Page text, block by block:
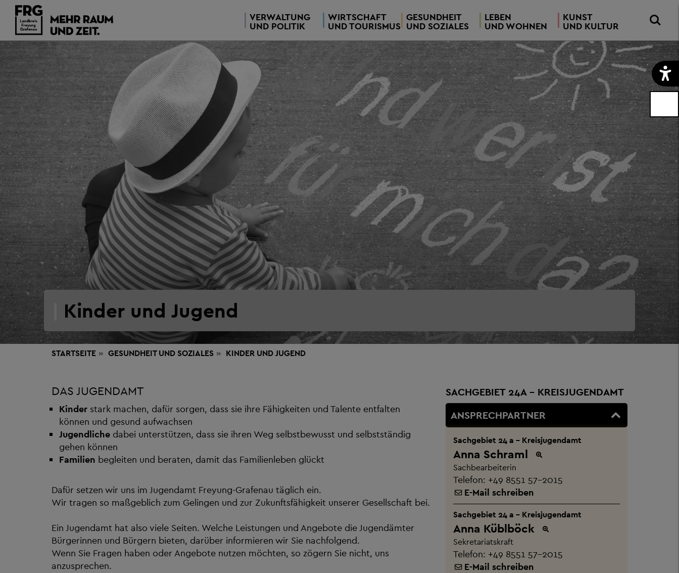
VERWALTUNG
UND POLITIK
WIRTSCHAFT
UND TOURISMUS
GESUNDHEIT
UND SOZIALES
LEBEN
UND WOHNEN
KUNST
UND KULTUR
Kinder und Jugend
STARTSEITE GESUNDHEITUND SOZIALES KINDER UND JUGEND
DAS JUGENDAMT
Kinder stark machen, dafür sorgen, dass sie ihre Fähigkeiten und Talente entfalten
können und gesund aufwachsen
Jugendliche dabei unterstützen, dass sie ihren Weg selbstbewusst und selbstständig
gehen können
Familien begleiten und beraten, damit das Familienleben glückt
Dafür setzen wir uns im Jugendamt Freyung-Grafenau täglich ein.
Wir tragen so maßgeblich zum Gelingen und zur Zukunftsfähigkeit unserer Gesellschaft bei.
Ein Jugendamt hat also viele Seiten. Welche Leistungen und Angebote die Jugendämter
Bürgerinnen und Bürgern bieten, darüber informieren wir Sie nachfolgend.
Wenn Sie Fragen haben oder Angebote nutzen möchten, so zögern Sie nicht, uns
anzusprechen.
SACHGEBIET 24A – KREISJUGENDAMT
ANSPRECHPARTNER
Sachgebiet 24 a - Kreisjugendamt
Anna Schraml
Sachbearbeiterin
Telefon: +49 8551 57-2015
E-Mail schreiben
Sachgebiet 24 a - Kreisjugendamt
Anna Küblböck
Sekretariatskraft
Telefon: +49 8551 57-2015
E-Mail schreiben